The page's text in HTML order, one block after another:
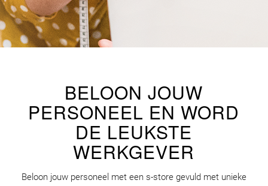
BELOON JOUW
PERSONEEL EN WORD
DE LEUKSTE
WERKGEVER
Beloon jouw personeel met een s-store gevuld met unieke